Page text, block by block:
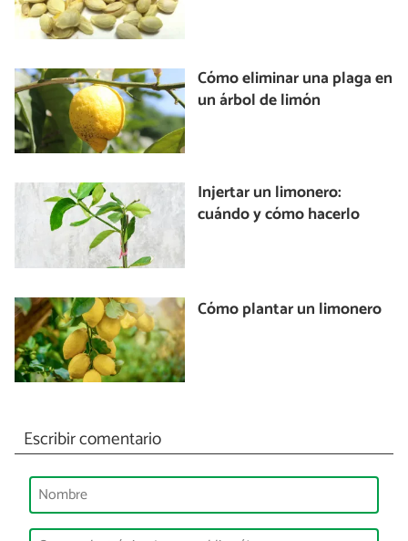
Cómo eliminar una plaga en
un árbol de limón
Injertar un limonero:
cuándo y cómo hacerlo
Cómo plantar un limonero
Escribir comentario